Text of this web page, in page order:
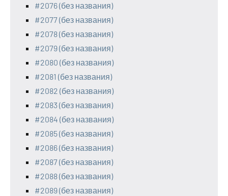
#2076 (без названия)
#2077 (без названия)
#2078 (без названия)
#2079 (без названия)
#2080 (без названия)
#2081 (без названия)
#2082 (без названия)
#2083 (без названия)
#2084 (без названия)
#2085 (без названия)
#2086 (без названия)
#2087 (без названия)
#2088 (без названия)
#2089 (без названия)